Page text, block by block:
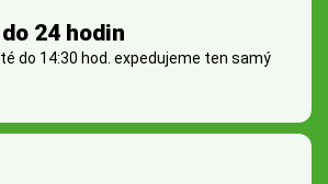
24 hodin
do 14:30 hod. expedujeme ten samý